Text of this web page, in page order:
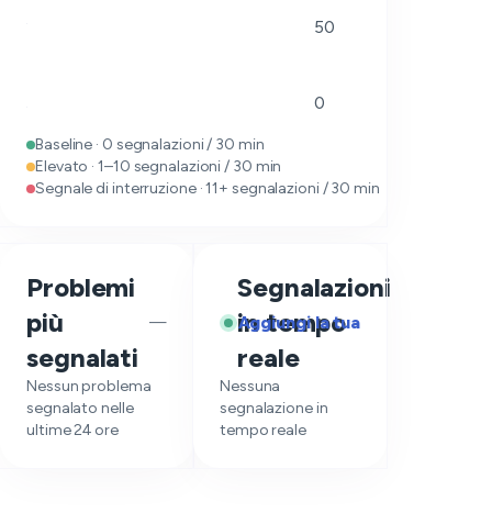
50
0
Baseline · 0 segnalazioni / 30 min
Elevato · 1–10 segnalazioni / 30 min
Segnale di interruzione · 11+ segnalazioni / 30 min
Problemi
più
segnalati
—
Nessun problema
segnalato nelle
ultime 24 ore
Segnalazioni
in tempo
reale
Aggiungi la tua
Nessuna
segnalazione in
tempo reale